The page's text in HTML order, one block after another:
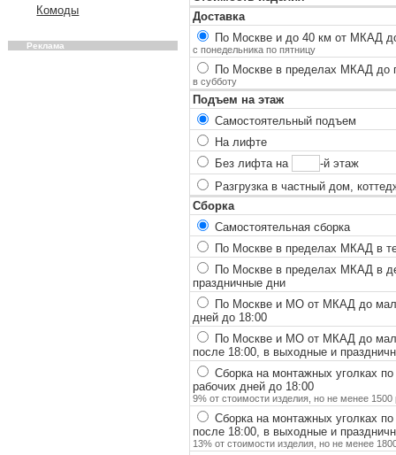
Доставка
По Москве и до 40 км от МКАД
с понедельника по пятницу
По Москве в пределах МКАД до
в субботу
Подъем на этаж
Самостоятельный подъем
На лифте
Без лифта на
-й этаж
Разгрузка в частный дом,
Сборка
Самостоятельная сборка
По Москве в пределах МКАД в
По Москве в пределах МКАД в
праздничные дни
По Москве и МО от МКАД до
дней до 18:00
По Москве и МО от МКАД до
после 18:00, в выходные и
Сборка на монтажных уголках
рабочих дней до 18:00
9% от стоимости изделия, но не менее 1500
Сборка на монтажных уголках
после 18:00, в выходные и
13% от стоимости изделия, но не менее
Комоды
Реклама